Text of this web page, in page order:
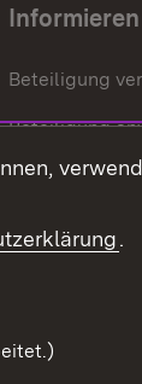
Informieren
Beteiligung
Beteiligung
Beteiligung
.